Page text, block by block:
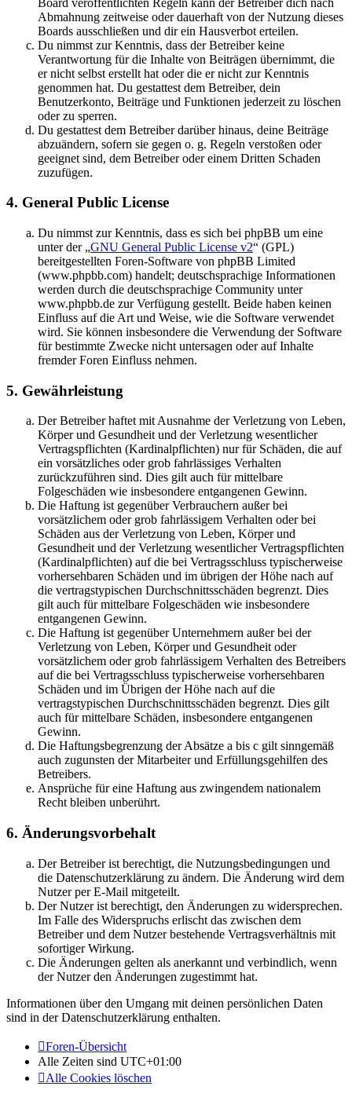
Abmahnung zeitweise oder dauerhaft von der Nutzung dieses
Boards ausschließen und dir ein Hausverbot erteilen.
Du nimmst zur Kenntnis, dass der Betreiber keine
Verantwortung für die Inhalte von Beiträgen übernimmt, die
er nicht selbst erstellt hat oder die er nicht zur Kenntnis
genommen hat. Du gestattest dem Betreiber, dein
Benutzerkonto, Beiträge und Funktionen jederzeit zu löschen
oder zu sperren.
Du gestattest dem Betreiber darüber hinaus, deine Beiträge
abzuändern, sofern sie gegen o. g. Regeln verstoßen oder
geeignet sind, dem Betreiber oder einem Dritten Schaden
zuzufügen.
4. General Public License
Du nimmst zur Kenntnis, dass es sich bei phpBB um eine
unter der „GNU General Public License v2“ (GPL)
bereitgestellten Foren-Software von phpBB Limited
(www.phpbb.com) handelt; deutschsprachige Informationen
werden durch die deutschsprachige Community unter
www.phpbb.de zur Verfügung gestellt. Beide haben keinen
Einfluss auf die Art und Weise, wie die Software verwendet
wird. Sie können insbesondere die Verwendung der Software
für bestimmte Zwecke nicht untersagen oder auf Inhalte
fremder Foren Einfluss nehmen.
5. Gewährleistung
Der Betreiber haftet mit Ausnahme der Verletzung von Leben,
Körper und Gesundheit und der Verletzung wesentlicher
Vertragspflichten (Kardinalpflichten) nur für Schäden, die auf
ein vorsätzliches oder grob fahrlässiges Verhalten
zurückzuführen sind. Dies gilt auch für mittelbare
Folgeschäden wie insbesondere entgangenen Gewinn.
Die Haftung ist gegenüber Verbrauchern außer bei
vorsätzlichem oder grob fahrlässigem Verhalten oder bei
Schäden aus der Verletzung von Leben, Körper und
Gesundheit und der Verletzung wesentlicher Vertragspflichten
(Kardinalpflichten) auf die bei Vertragsschluss typischerweise
vorhersehbaren Schäden und im übrigen der Höhe nach auf
die vertragstypischen Durchschnittsschäden begrenzt. Dies
gilt auch für mittelbare Folgeschäden wie insbesondere
entgangenen Gewinn.
Die Haftung ist gegenüber Unternehmern außer bei der
Verletzung von Leben, Körper und Gesundheit oder
vorsätzlichem oder grob fahrlässigem Verhalten des Betreibers
auf die bei Vertragsschluss typischerweise vorhersehbaren
Schäden und im Übrigen der Höhe nach auf die
vertragstypischen Durchschnittsschäden begrenzt. Dies gilt
auch für mittelbare Schäden, insbesondere entgangenen
Gewinn.
Die Haftungsbegrenzung der Absätze a bis c gilt sinngemäß
auch zugunsten der Mitarbeiter und Erfüllungsgehilfen des
Betreibers.
Ansprüche für eine Haftung aus zwingendem nationalem
Recht bleiben unberührt.
6. Änderungsvorbehalt
Der Betreiber ist berechtigt, die Nutzungsbedingungen und
die Datenschutzerklärung zu ändern. Die Änderung wird dem
Nutzer per E-Mail mitgeteilt.
Der Nutzer ist berechtigt, den Änderungen zu widersprechen.
Im Falle des Widerspruchs erlischt das zwischen dem
Betreiber und dem Nutzer bestehende Vertragsverhältnis mit
sofortiger Wirkung.
Die Änderungen gelten als anerkannt und verbindlich, wenn
der Nutzer den Änderungen zugestimmt hat.
Informationen über den Umgang mit deinen persönlichen Daten
sind in der Datenschutzerklärung enthalten.
Foren-Übersicht
Alle Zeiten sind UTC+01:00
Alle Cookies löschen